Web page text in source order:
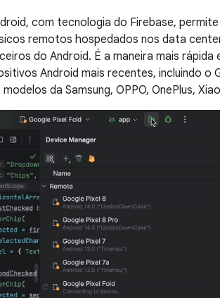
com tecnologia do Firebase,
remotos hospedados nos data
do Android. É a maneira mais
Android mais recentes, incluindo o
da Samsung, OPPO, OnePlus,